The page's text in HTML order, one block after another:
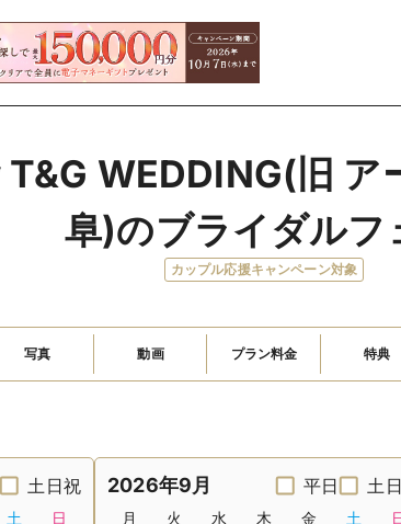
WEDDING(旧 ア
阜)のブライダルフ
カップル応援キャンペーン対象
写真 動画 プラン料金 特典
土日祝
土 日
2026年9月 平日 土
月 火 水 木 金 土